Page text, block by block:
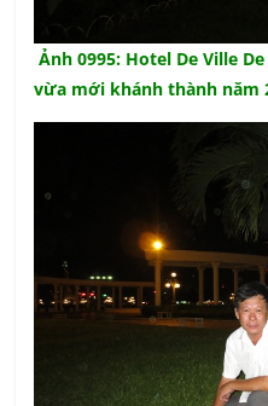
Ảnh 0995: Hotel De Ville
vừa mới khánh thành năm